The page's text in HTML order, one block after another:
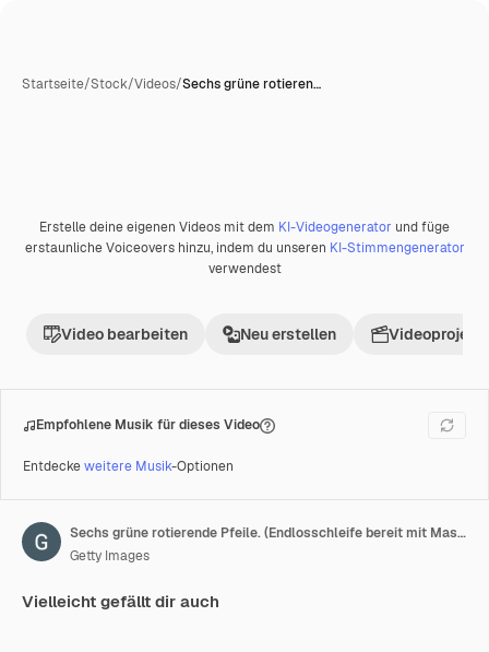
Startseite/Stock/Videos/Sechs grüne rotieren…
Premium
Erstelle deine eigenen Videos mit dem KI-Videogenerator und füge
erstaunliche Voiceovers hinzu, indem du unseren KI-Stimmengenerator
verwendest
Video bearbeiten Neu erstellen Videoprojekt
Empfohlene Musik für dieses Video
Entdeckeweitere Musik-Optionen
Sechs grüne rotierende Pfeile. (Endlosschleife bereit mit Maske)
Getty Images
Vielleicht gefällt dir auch